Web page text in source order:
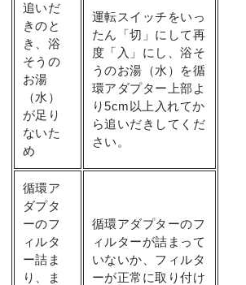
追いだ
きのと
き、浴
そうの
お湯
（水）
が足り
ないた
め
運転スイッチをいっ
たん「切」にして再
度「入」にし、浴そ
うのお湯（水）を循
環アダプター上部よ
り5cm以上入れてか
ら追いだきしてくだ
さい。
循環ア
ダプタ
ーのフ
ィルタ
ー詰ま
り、ま
循環アダプターのフ
ィルターが詰まって
いないか、フィルタ
ーが正常に取り付け